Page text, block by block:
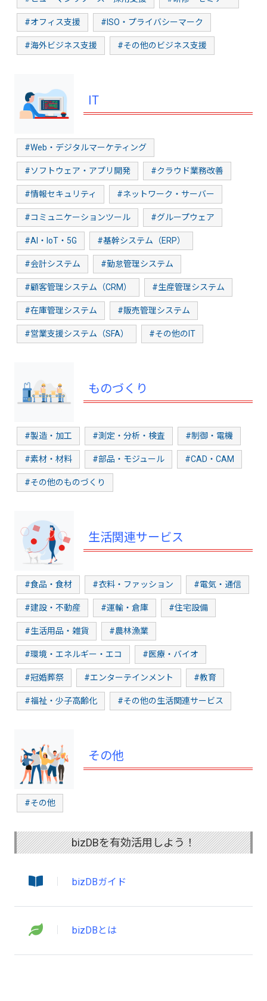
#オフィス支援 #ISO・プライバシーマーク
#海外ビジネス支援 #その他のビジネス支援
IT
#Web・デジタルマーケティング
#ソフトウェア・アプリ開発 #クラウド業務改善
#情報セキュリティ #ネットワーク・サーバー
#コミュニケーションツール #グループウェア
#AI・IoT・5G #基幹システム（ERP）
#会計システム #勤怠管理システム
#顧客管理システム（CRM） #生産管理システム
#在庫管理システム #販売管理システム
#営業支援システム（SFA） #その他のIT
ものづくり
#製造・加工 #測定・分析・検査 #制御・電機
#素材・材料 #部品・モジュール #CAD・CAM
#その他のものづくり
生活関連サービス
#食品・食材 #衣料・ファッション #電気・通信
#建設・不動産 #運輸・倉庫 #住宅設備
#生活用品・雑貨 #農林漁業
#環境・エネルギー・エコ #医療・バイオ
#冠婚葬祭 #エンターテインメント #教育
#福祉・少子高齢化 #その他の生活関連サービス
その他
#その他
bizDBを有効活用しよう！
bizDBガイド
bizDBとは